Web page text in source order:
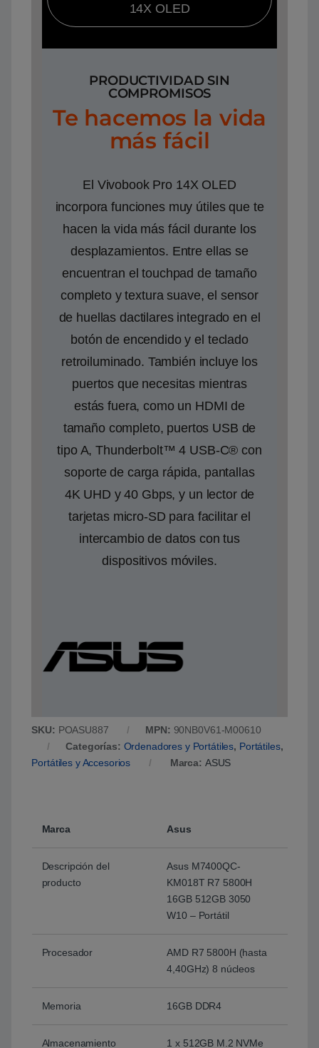
14X OLED
PRODUCTIVIDAD SIN
COMPROMISOS
Te hacemos la vida
más fácil
El Vivobook Pro 14X OLED
incorpora funciones muy útiles que te
hacen la vida más fácil durante los
desplazamientos. Entre ellas se
encuentran el touchpad de tamaño
completo y textura suave, el sensor
de huellas dactilares integrado en el
botón de encendido y el teclado
retroiluminado. También incluye los
puertos que necesitas mientras
estás fuera, como un HDMI de
tamaño completo, puertos USB de
tipo A, Thunderbolt™ 4 USB-C® con
soporte de carga rápida, pantallas
4K UHD y 40 Gbps, y un lector de
tarjetas micro-SD para facilitar el
intercambio de datos con tus
dispositivos móviles.
SKU: POASU887 MPN: 90NB0V61-M00610
Categorías: Ordenadores y Portátiles, Portátiles,
Portátiles y Accesorios
Marca: ASUS
Marca Asus
Descripción del
producto
Asus M7400QC-
KM018T R7 5800H
16GB 512GB 3050
W10 – Portátil
Procesador
AMD R7 5800H (hasta
4,40GHz) 8 núcleos
Memoria 16GB DDR4
Almacenamiento 1 x 512GB M.2 NVMe